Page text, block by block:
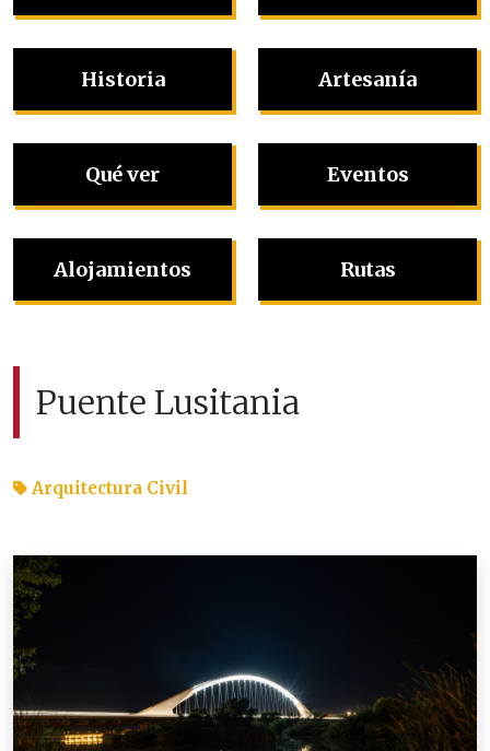
Historia
Qué ver
Alojamientos
Artesanía
Eventos
Rutas
Puente Lusitania
Arquitectura Civil